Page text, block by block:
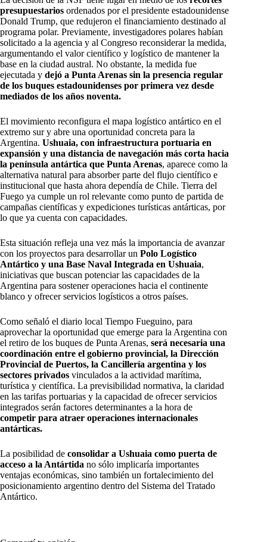
presupuestarios ordenados por el presidente estadounidense
Donald Trump, que redujeron el financiamiento destinado al
programa polar. Previamente, investigadores polares habían
solicitado a la agencia y al Congreso reconsiderar la medida,
argumentando el valor científico y logístico de mantener la
base en la ciudad austral. No obstante, la medida fue
ejecutada y dejó a Punta Arenas sin la presencia regular
de los buques estadounidenses por primera vez desde
mediados de los años noventa.
El movimiento reconfigura el mapa logístico antártico en el
extremo sur y abre una oportunidad concreta para la
Argentina. Ushuaia, con infraestructura portuaria en
expansión y una distancia de navegación más corta hacia
la península antártica que Punta Arenas, aparece como la
alternativa natural para absorber parte del flujo científico e
institucional que hasta ahora dependía de Chile. Tierra del
Fuego ya cumple un rol relevante como punto de partida de
campañas científicas y expediciones turísticas antárticas, por
lo que ya cuenta con capacidades.
Esta situación refleja una vez más la importancia de avanzar
con los proyectos para desarrollar un Polo Logístico
Antártico y una Base Naval Integrada en Ushuaia,
iniciativas que buscan potenciar las capacidades de la
Argentina para sostener operaciones hacia el continente
blanco y ofrecer servicios logísticos a otros países.
Como señaló el diario local Tiempo Fueguino, para
aprovechar la oportunidad que emerge para la Argentina con
el retiro de los buques de Punta Arenas, será necesaria una
coordinación entre el gobierno provincial, la Dirección
Provincial de Puertos, la Cancillería argentina y los
sectores privados vinculados a la actividad marítima,
turística y científica. La previsibilidad normativa, la claridad
en las tarifas portuarias y la capacidad de ofrecer servicios
integrados serán factores determinantes a la hora de
competir para atraer operaciones internacionales
antárticas.
La posibilidad de consolidar a Ushuaia como puerta de
acceso a la Antártida no sólo implicaría importantes
ventajas económicas, sino también un fortalecimiento del
posicionamiento argentino dentro del Sistema del Tratado
Antártico.